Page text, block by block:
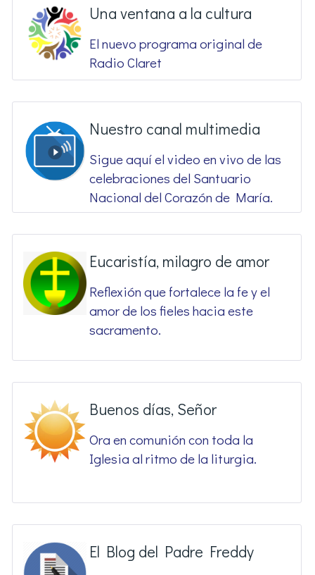
Una ventana a la cultura
El nuevo programa original de
Radio Claret
Nuestro canal multimedia
Sigue aquí el video en vivo de las
celebraciones del Santuario
Nacional del Corazón de María.
Eucaristía, milagro de amor
Reflexión que fortalece la fe y el
amor de los fieles hacia este
sacramento.
Buenos días, Señor
Ora en comunión con toda la
Iglesia al ritmo de la liturgia.
El Blog del Padre Freddy